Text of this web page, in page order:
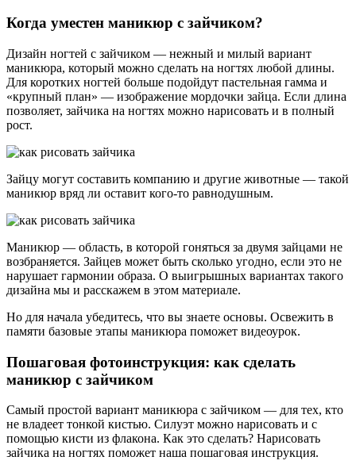
Когда уместен маникюр с зайчиком?
Дизайн ногтей с зайчиком — нежный и милый вариант
маникюра, который можно сделать на ногтях любой длины.
Для коротких ногтей больше подойдут пастельная гамма и
«крупный план» — изображение мордочки зайца. Если длина
позволяет, зайчика на ногтях можно нарисовать и в полный
рост.
Зайцу могут составить компанию и другие животные — такой
маникюр вряд ли оставит кого-то равнодушным.
Маникюр — область, в которой гоняться за двумя зайцами не
возбраняется. Зайцев может быть сколько угодно, если это не
нарушает гармонии образа. О выигрышных вариантах такого
дизайна мы и расскажем в этом материале.
Но для начала убедитесь, что вы знаете основы. Освежить в
памяти базовые этапы маникюра поможет видеоурок.
Пошаговая фотоинструкция: как сделать
маникюр с зайчиком
Самый простой вариант маникюра с зайчиком — для тех, кто
не владеет тонкой кистью. Силуэт можно нарисовать и с
помощью кисти из флакона. Как это сделать? Нарисовать
зайчика на ногтях поможет наша пошаговая инструкция.